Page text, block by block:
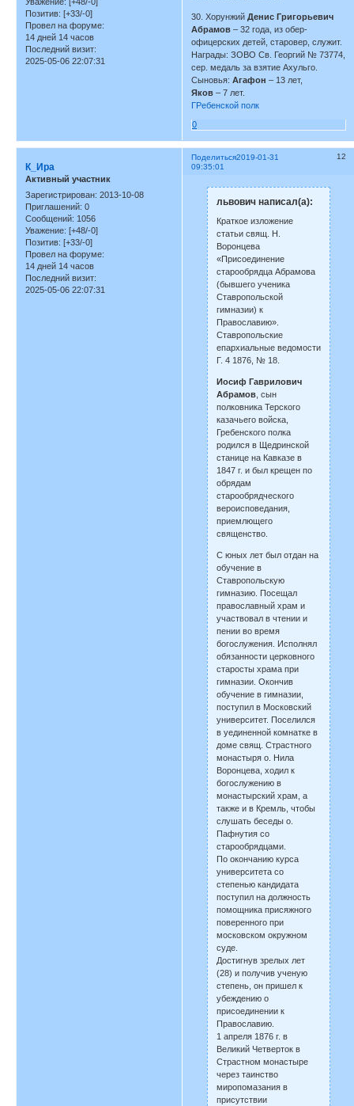
Позитив: [+33/-0]
Провел на форуме:
14 дней 14 часов
Последний визит:
2025-05-06 22:07:31
30. ХорунжийДенис Григорьевич
Абрамов – 32 года, из обер-
офицерских детей, старовер, служит.
Награды: ЗОВО Св. Георгий № 73774,
сер. медаль за взятие Ахульго.
Сыновья:Агафон – 13 лет,
Яков – 7 лет.
ГРебенской полк
0
Поделиться 12
2019-01-31
09:35:01
К_Ира
Активный участник
Зарегистрирован: 2013-10-08
Приглашений: 0
Сообщений: 1056
Уважение: [+48/-0]
Позитив: [+33/-0]
Провел на форуме:
14 дней 14 часов
Последний визит:
2025-05-06 22:07:31
львович написал(а):
Краткое изложение
статьи свящ. Н.
Воронцева
«Присоединение
старообрядца Абрамова
(бывшего ученика
Ставропольской
гимназии) к
Православию».
Ставропольские
епархиальные ведомости
Г. 4 1876, № 18.
Иосиф Гаврилович
Абрамов, сын
полковника Терского
казачьего войска,
Гребенского полка
родился в Щедринской
станице на Кавказе в
1847 г. и был крещен по
обрядам
старообрядческого
вероисповедания,
приемлющего
священство.
С юных лет был отдан на
обучение в
Ставропольскую
гимназию. Посещал
православный храм и
участвовал в чтении и
пении во время
богослужения. Исполнял
обязанности церковного
старосты храма при
гимназии. Окончив
обучение в гимназии,
поступил в Московский
университет. Поселился
в уединенной комнатке в
доме свящ. Страстного
монастыря о. Нила
Воронцева, ходил к
богослужению в
монастырский храм, а
также и в Кремль, чтобы
слушать беседы о.
Пафнутия со
старообрядцами.
По окончанию курса
университета со
степенью кандидата
поступил на должность
помощника присяжного
поверенного при
московском окружном
суде.
Достигнув зрелых лет
(28) и получив ученую
степень, он пришел к
убеждению о
присоединении к
Православию.
1 апреля 1876 г. в
Великий Четверток в
Страстном монастыре
через таинство
миропомазания в
присутствии